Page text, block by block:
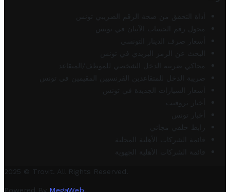
أداة التحقق من صحة الرقم الضريبي تونس
محول رقم الحساب الآيبان في تونس
أسعار صرف الدينار التونسي
البحث عن الرمز البريدي في تونس
محاكي ضريبة الدخل الشخصي للموظف/المتقاعد
ضريبة الدخل للمتقاعدين الفرنسيين المقيمين في تونس
أسعار السيارات الجديدة في تونس
أخبار تروفيت
أخبار تونس
رابط خلفي مجاني
قائمة الشركات الأهلية المحلية
قائمة الشركات الأهلية الجهوية
2025 © Trovit. All Rights Reserved.
Powered By MegaWeb